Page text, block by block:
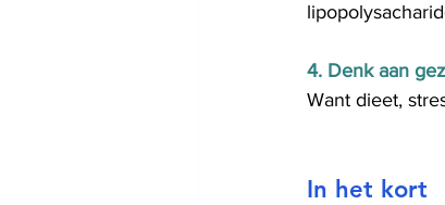
4. Denk aan
Want dieet,
In het kort